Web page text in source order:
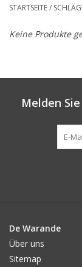
Beratung
Unser Garten!
STARTSEITE/
Keine Produkte
Melden
De Warande
Über uns
Sitemap